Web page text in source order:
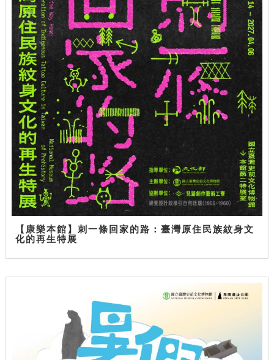
【康樂本館】刺一條回家的路：臺灣原住民族紋身文
化的再生特展